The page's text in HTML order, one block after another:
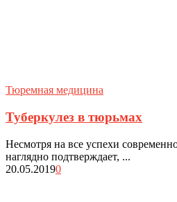
Тюремная медицина
Туберкулез в тюрьмах
Несмотря на все успехи
наглядно подтверждает, ...
20.05.20190